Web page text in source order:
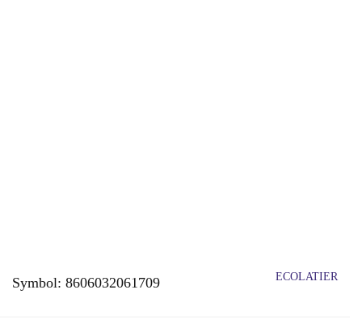
Symbol: 8606032061709 ECOLATIER